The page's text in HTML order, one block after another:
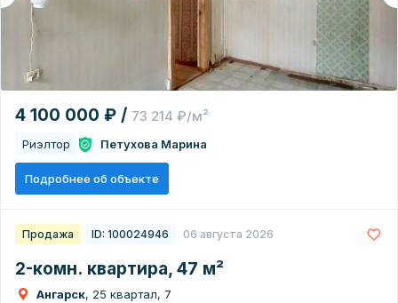
4 100 000 ₽ / 73 214 ₽/м²
Риэлтор Петухова Марина
Подробнее об объекте
Продажа ID: 100024946 06 августа 2026
2-комн. квартира, 47 м²
Ангарск, 25 квартал, 7